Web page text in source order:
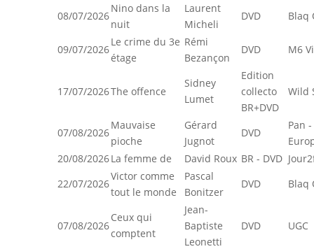
08/07/2026
Nino dans la
nuit
Laurent
Micheli
DVD Blaq
09/07/2026
Le crime du 3e
étage
Rémi
Bezançon
DVD M6
17/07/2026The offence
Sidney
Lumet
Edition
collecto
BR+DVD
Wild
07/08/2026
Mauvaise
pioche
Gérard
Jugnot
DVD
Pan -
20/08/2026La femme de David Roux BR - DVD
22/07/2026
Victor comme
tout le monde
Pascal
Bonitzer
DVD Blaq
07/08/2026
Ceux qui
comptent
Jean-
Baptiste
Leonetti
DVD UGC